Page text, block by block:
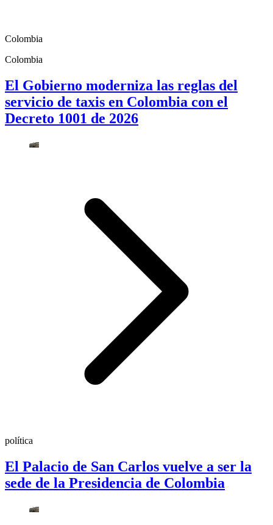
Colombia
Colombia
El Gobierno moderniza las reglas del
servicio de taxis en Colombia con el
Decreto 1001 de 2026
política
El Palacio de San Carlos vuelve a ser la
sede de la Presidencia de Colombia